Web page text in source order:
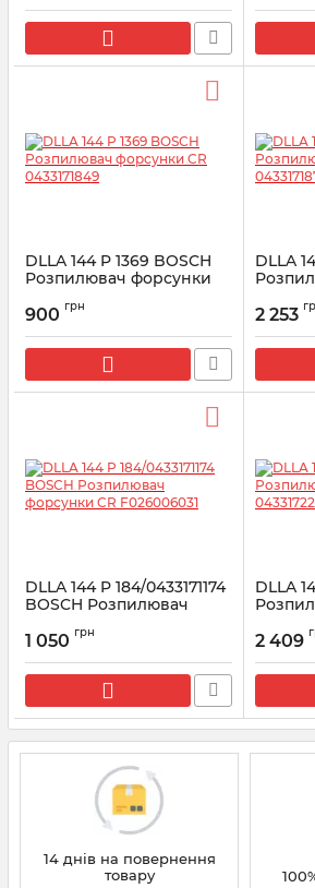
DLLA 144 P 1369 BOSCH
Розпилювач форсунки
Артикул:
900 грн
DLLA
Артикул:
2 253
DLLA 144 P 184/0433171174
BOSCH Розпилювач
Артикул:
1 050 грн
DLLA
Артикул:
2 409
14 днів на повернення
товару